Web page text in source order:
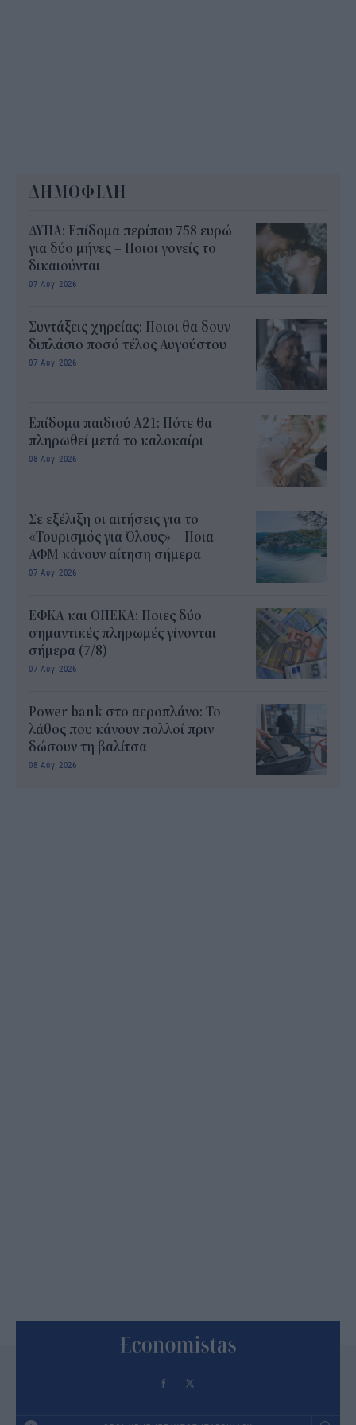
ΔΗΜΟΦΙΛΗ
ΔΥΠΑ: Επίδομα περίπου 758 ευρώ
για δύο μήνες – Ποιοι γονείς το
δικαιούνται
07 Αυγ 2026
Συντάξεις χηρείας: Ποιοι θα δουν
διπλάσιο ποσό τέλος Αυγούστου
07 Αυγ 2026
Επίδομα παιδιού Α21: Πότε θα
πληρωθεί μετά το καλοκαίρι
08 Αυγ 2026
Σε εξέλιξη οι αιτήσεις για το
«Τουρισμός για Όλους» – Ποια
ΑΦΜ κάνουν αίτηση σήμερα
07 Αυγ 2026
ΕΦΚΑ και ΟΠΕΚΑ: Ποιες δύο
σημαντικές πληρωμές γίνονται
σήμερα (7/8)
07 Αυγ 2026
Power bank στο αεροπλάνο: Το
λάθος που κάνουν πολλοί πριν
δώσουν τη βαλίτσα
08 Αυγ 2026